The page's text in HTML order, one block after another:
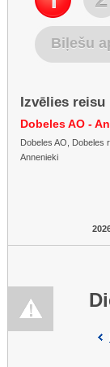
Biļešu
Izvēlies reisu
Dobeles AO -
Dobeles AO, Dobeles
Annenieki